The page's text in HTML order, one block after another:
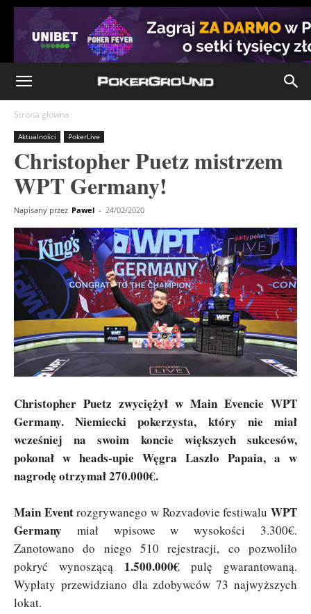
Strona główna
Aktualności PokerLive
Christopher Puetz mistrzem
WPT Germany!
Napisany przez Pawel - 24/02/2020
Christopher Puetz zwyciężył w Main Evencie WPT
Germany. Niemiecki pokerzysta, który nie miał
wcześniej na swoim koncie większych sukcesów,
pokonał w heads-upie Węgra Laszlo Papaia, a w
nagrodę otrzymał 270.000€.
Main Eventrozgrywanego w Rozvadovie festiwaluWPT
Germany miał wpisowe w wysokości 3.300€.
Zanotowano do niego 510 rejestracji, co pozwoliło
pokryć wynoszącą 1.500.000€ pulę gwarantowaną.
Wypłaty przewidziano dla zdobywców 73 najwyższych
lokat.